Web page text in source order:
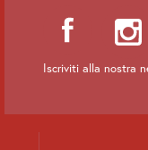
Iscriviti alla nostra